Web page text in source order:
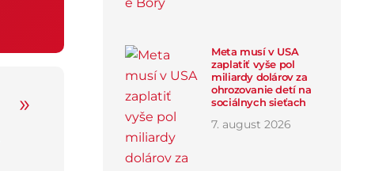
»
Meta musí v USA
zaplatiť vyše pol
miliardy dolárov za
ohrozovanie detí na
sociálnych sieťach
7. august 2026